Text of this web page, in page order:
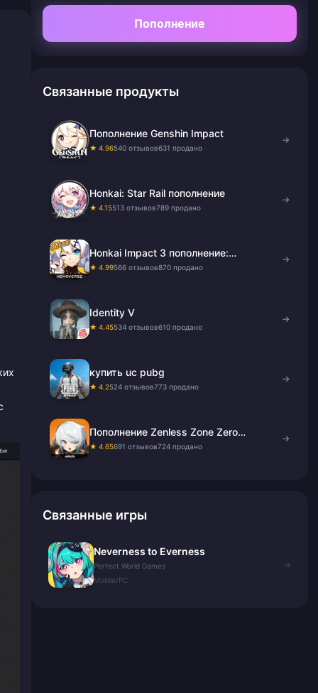
Пополнение
Связанные продукты
Пополнение Genshin Impact
★ 4.96540 отзывов631 продано
→
Honkai: Star Rail пополнение
★ 4.15513 отзывов789 продано
→
Honkai Impact 3 пополнение:
Кристаллы и B-Chips
★ 4.99566 отзывов870 продано
→
Identity V
★ 4.45534 отзывов610 продано
→
купить uc pubg
★ 4.2524 отзывов773 продано
→
Пополнение Zenless Zone Zero
Monochrome
★ 4.65691 отзывов724 продано
→
Связанные игры
Neverness to Everness
Perfect World Games
Mobile/PC
→